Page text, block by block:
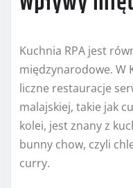
Kuchnia RPA jest
międzynarodowe. W
liczne restauracje
malajskiej, takie jak
kolei, jest znany z
bunny chow, czyli
curry.